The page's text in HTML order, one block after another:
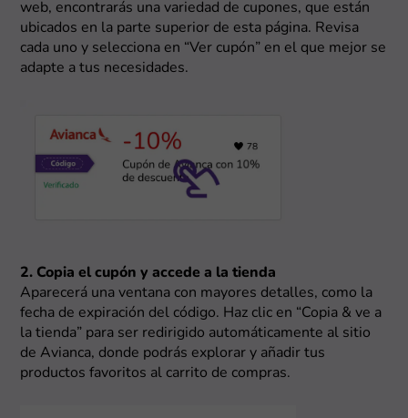
web, encontrarás una variedad de cupones, que están
ubicados en la parte superior de esta página. Revisa
cada uno y selecciona en “Ver cupón” en el que mejor se
adapte a tus necesidades.
2. Copia el cupón y accede a la tienda
Aparecerá una ventana con mayores detalles, como la
fecha de expiración del código. Haz clic en “Copia & ve a
la tienda” para ser redirigido automáticamente al sitio
de Avianca, donde podrás explorar y añadir tus
productos favoritos al carrito de compras.